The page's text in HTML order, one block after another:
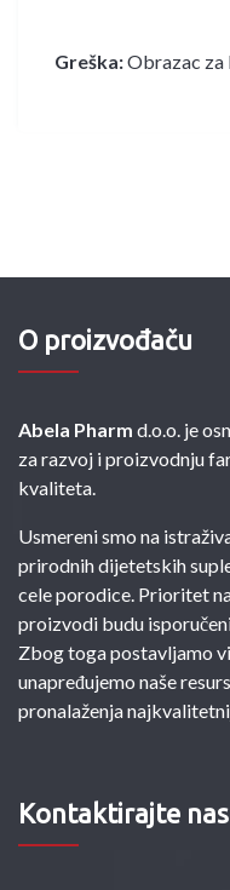
Greška:Obrazac za
O proizvođaču
Abela Pharm d.o.o. je
za razvoj i proizvodnju
kvaliteta.
Usmereni smo na
prirodnih dijetetskih
cele porodice. Prioritet
proizvodi budu
Zbog toga postavljamo
unapređujemo naše
pronalaženja
Kontaktirajte nas